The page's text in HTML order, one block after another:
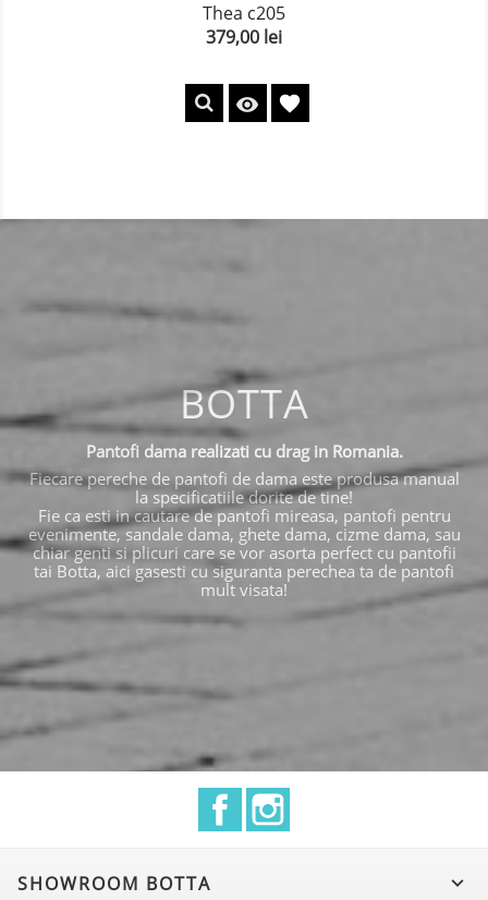
Thea c205
Pret
379,00 lei
 favorite
BOTTA
Pantofi dama realizati cu drag in Romania.
Fiecare pereche de pantofi de dama este produsa manual
la specificatiile dorite de tine!
Fie ca esti in cautare de pantofi mireasa, pantofi pentru
evenimente, sandale dama, ghete dama, cizme dama, sau
chiar genti si plicuri care se vor asorta perfect cu pantofii
tai Botta, aici gasesti cu siguranta perechea ta de pantofi
mult visata!
Facebook
SHOWROOM BOTTA 